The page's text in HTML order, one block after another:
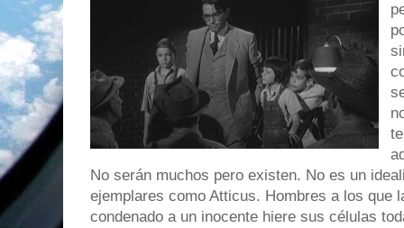
No serán muchos pero existen. No es un
ejemplares como Atticus. Hombres a los que
condenado a un inocente hiere sus células